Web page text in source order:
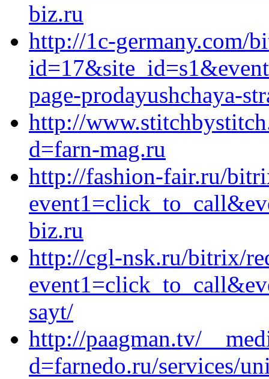
biz.ru
http://1c-germany.com/
page-prodayushchaya-
http://
d=farn-mag.ru
http://fashion-fair.ru/
biz.ru
http://cgl-nsk.ru/bitrix/
sayt/
http://paagman.tv/
d=farnedo.ru/services/